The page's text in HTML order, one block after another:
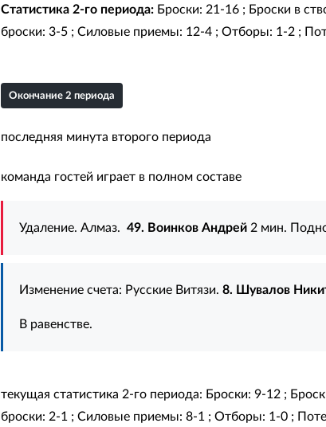
Статистика 2-го периода:Броски: 21-16 ; Броски в
броски: 3-5 ; Силовые приемы: 12-4 ; Отборы: 1-2 ;
Окончание 2 периода
последняя минута второго периода
команда гостей играет в полном составе
Удаление. Алмаз. 49. Воинков Андрей2 мин.
Изменение счета: Русские Витязи. 8. Шувалов
В равенстве.
текущая статистика 2-го периода: Броски: 9-12 ;
броски: 2-1 ; Силовые приемы: 8-1 ; Отборы: 1-0 ;